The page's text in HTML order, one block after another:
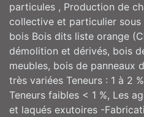
particules , Production de
collective et particulier
bois Bois dits liste orange
démolition et dérivés, bois
meubles, bois de panneaux
très variées Teneurs : 1 à 2
Teneurs faibles < 1 %, Les
et laqués exutoires -